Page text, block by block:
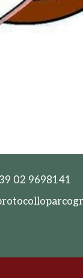
02 9698141